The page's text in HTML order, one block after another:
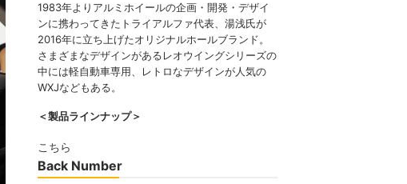
1983年よりアルミホイールの企画・開発・デザイ
ンに携わってきたトライアルファ代表、湯浅氏が
2016年に立ち上げたオリジナルホールブランド。
さまざまなデザインがあるレオウイングシリーズの
中には軽自動車専用、レトロなデザインが人気の
WXJなどもある。
＜製品ラインナップ＞
こちら
Back Number